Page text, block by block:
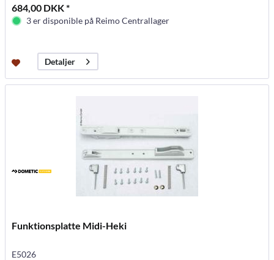
684,00 DKK *
3 er disponible på Reimo Centrallager
Detaljer
Funktionsplatte Midi-Heki
E5026